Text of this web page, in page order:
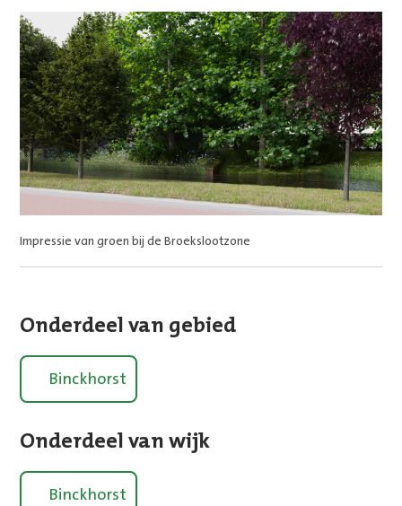
Impressie van groen bij de Broekslootzone
Onderdeel van gebied
Binckhorst
Onderdeel van wijk
Binckhorst